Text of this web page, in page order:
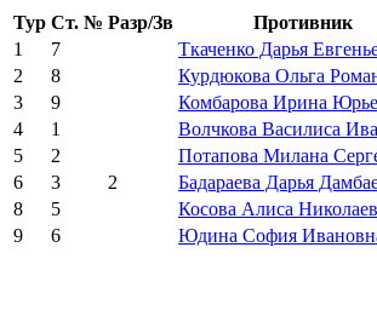
Тур Ст. № Разр/Зв Противник
1
7 Ткаченко Дарья
2
8 Курдюкова Ольга
3
9 Комбарова Ирина
4
1 Волчкова Василиса
5
2 Потапова Милана
6
3 2 Бадараева Дарья
8
5 Косова Алиса
9
6 Юдина София